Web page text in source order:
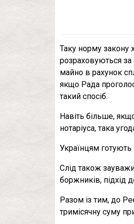
Таку норму закону
розраховуються за
майно в рахунок
якщо Рада
такий спосіб.
Навіть більше,
нотаріуса, така
Українцям готують
Слід також
боржників, підхід
Разом із тим, до
тримісячну суму